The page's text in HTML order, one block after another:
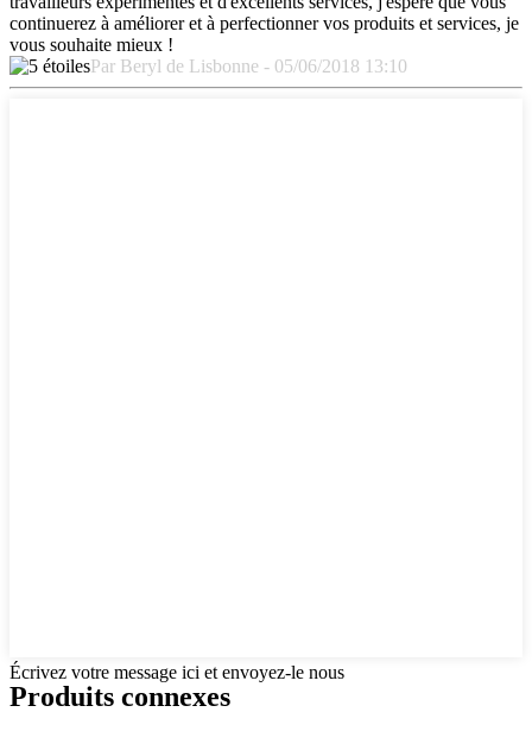
continuerez à améliorer et à perfectionner vos produits et services, je
vous souhaite mieux !
Par Beryl de Lisbonne - 05/06/2018 13:10
Écrivez votre message ici et envoyez-le nous
Produits connexes